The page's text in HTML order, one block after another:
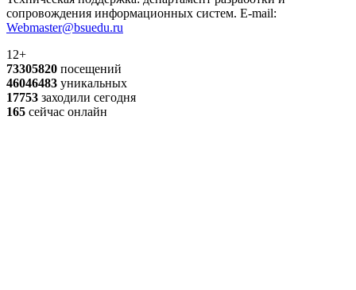
сопровождения информационных систем. E-mail:
Webmaster@bsuedu.ru
12+
73305820 посещений
46046483 уникальных
17753 заходили сегодня
165 сейчас онлайн